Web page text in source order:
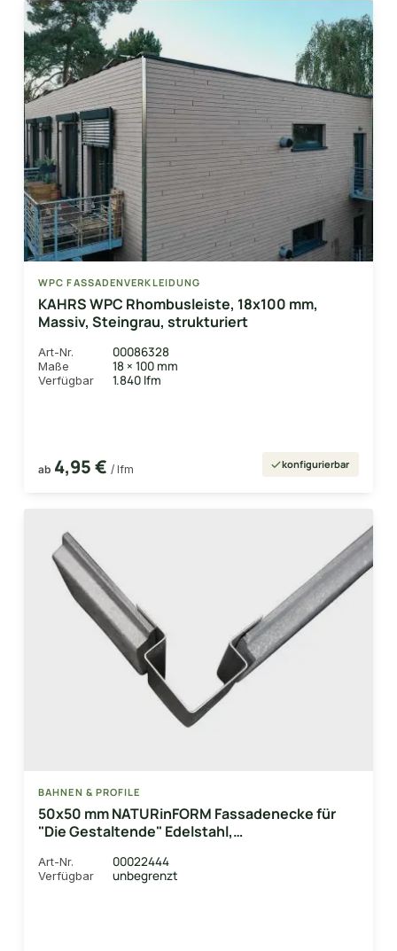
WPC FASSADENVERKLEIDUNG
KAHRS WPC Rhombusleiste, 18x100 mm,
Massiv, Steingrau, strukturiert
Art-Nr. 00086328
Maße 18 × 100 mm
Verfügbar 1.840 lfm
ab 4,95 € / lfm konfigurierbar
BAHNEN & PROFILE
50x50 mm NATURinFORM Fassadenecke für
"Die Gestaltende" Edelstahl,
Art-Nr. 00022444
Verfügbar unbegrenzt